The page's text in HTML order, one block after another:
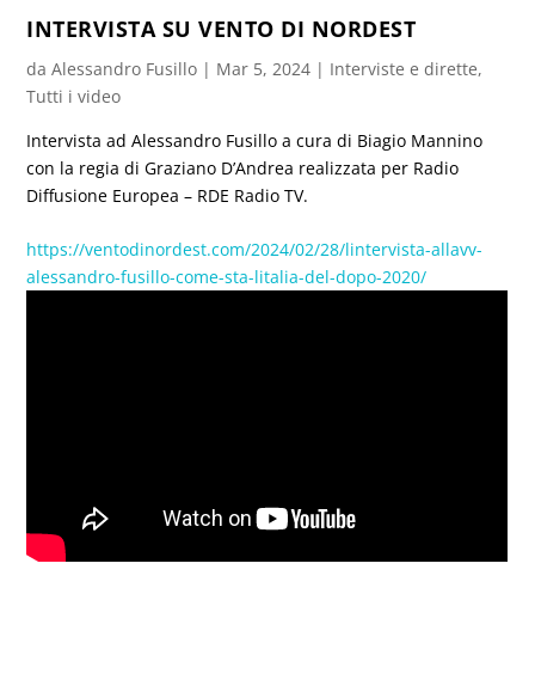
INTERVISTA SU VENTO DI NORDEST
daAlessandro Fusillo | Mar 5, 2024 | Interviste e dirette,
Tutti i video
Intervista ad Alessandro Fusillo a cura di Biagio Mannino
con la regia di Graziano D’Andrea realizzata per Radio
Diffusione Europea – RDE Radio TV.
https://ventodinordest.com/2024/02/28/lintervista-allavv-
alessandro-fusillo-come-sta-litalia-del-dopo-2020/